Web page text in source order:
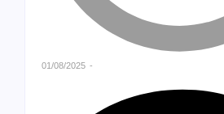
01/08/2025 -